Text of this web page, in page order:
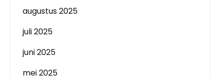
augustus 2025
juli 2025
juni 2025
mei 2025